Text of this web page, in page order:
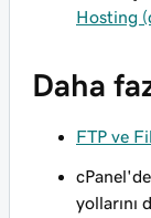
Hosting
Daha
FTP ve
cPanel'de
yollarını